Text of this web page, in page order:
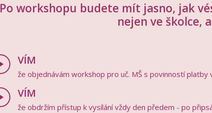
Po workshopu budete mít jasno, jak
nejen ve školce,
VÍM
že objednávám workshop pro uč. MŠ s povinností platby
VÍM
že obdržím přístup k vysílání vždy den předem - po